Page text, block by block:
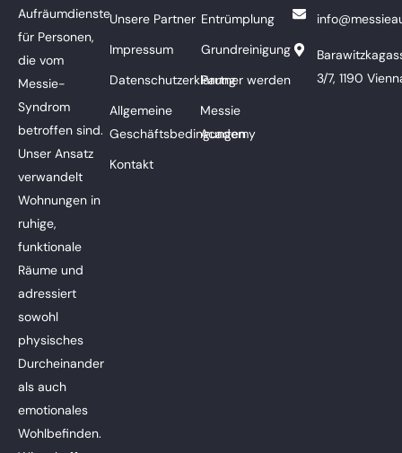
Aufräumdienste
für Personen,
die vom
Messie-
Syndrom
betroffen sind.
Unser Ansatz
verwandelt
Wohnungen in
ruhige,
funktionale
Räume und
adressiert
sowohl
physisches
Durcheinander
als auch
emotionales
Wohlbefinden.
Unsere Partner
Impressum
Datenschutzerklärung
Allgemeine
Geschäftsbedingungen
Kontakt
Entrümplung
Grundreinigung
Partner werden
Messie
Academy
3/7, 1190